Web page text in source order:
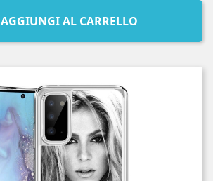
AGGIUNGI AL CARRELLO